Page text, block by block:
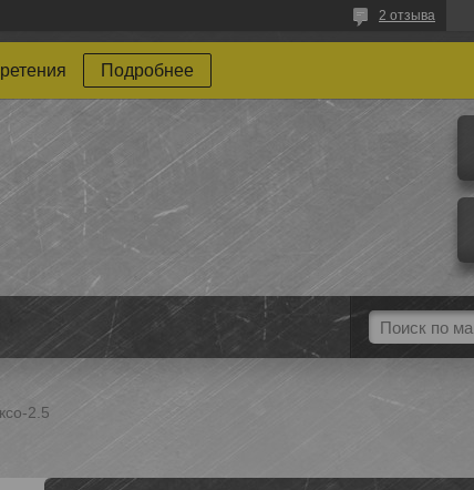
2 отзыва
Подробнее
2.5